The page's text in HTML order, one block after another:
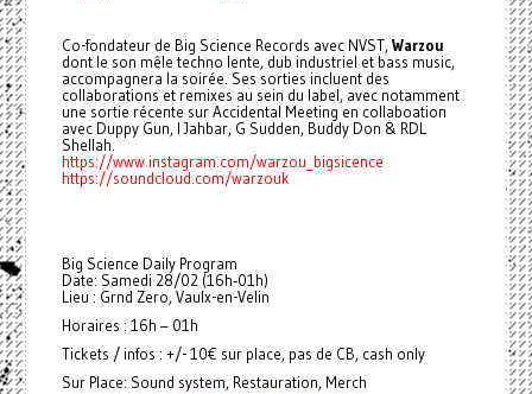
Co-fondateur de Big Science Records avec NVST,Warzou
dont le son mêle techno lente, dub industriel et bass music,
accompagnera la soirée. Ses sorties incluent des
collaborations et remixes au sein du label, avec notamment
une sortie récente sur Accidental Meeting en collaboation
avec Duppy Gun, I Jahbar, G Sudden, Buddy Don & RDL
Shellah.
https://www.instagram.com/warzou_bigsicence
https://soundcloud.com/warzouk
Big Science Daily Program
Date: Samedi 28/02 (16h‑01h)
Lieu : Grnd Zero, Vaulx-en-Velin
Horaires : 16h – 01h
Tickets / infos : +/- 10€ sur place, pas de CB, cash only
Sur Place: Sound system, Restauration, Merch